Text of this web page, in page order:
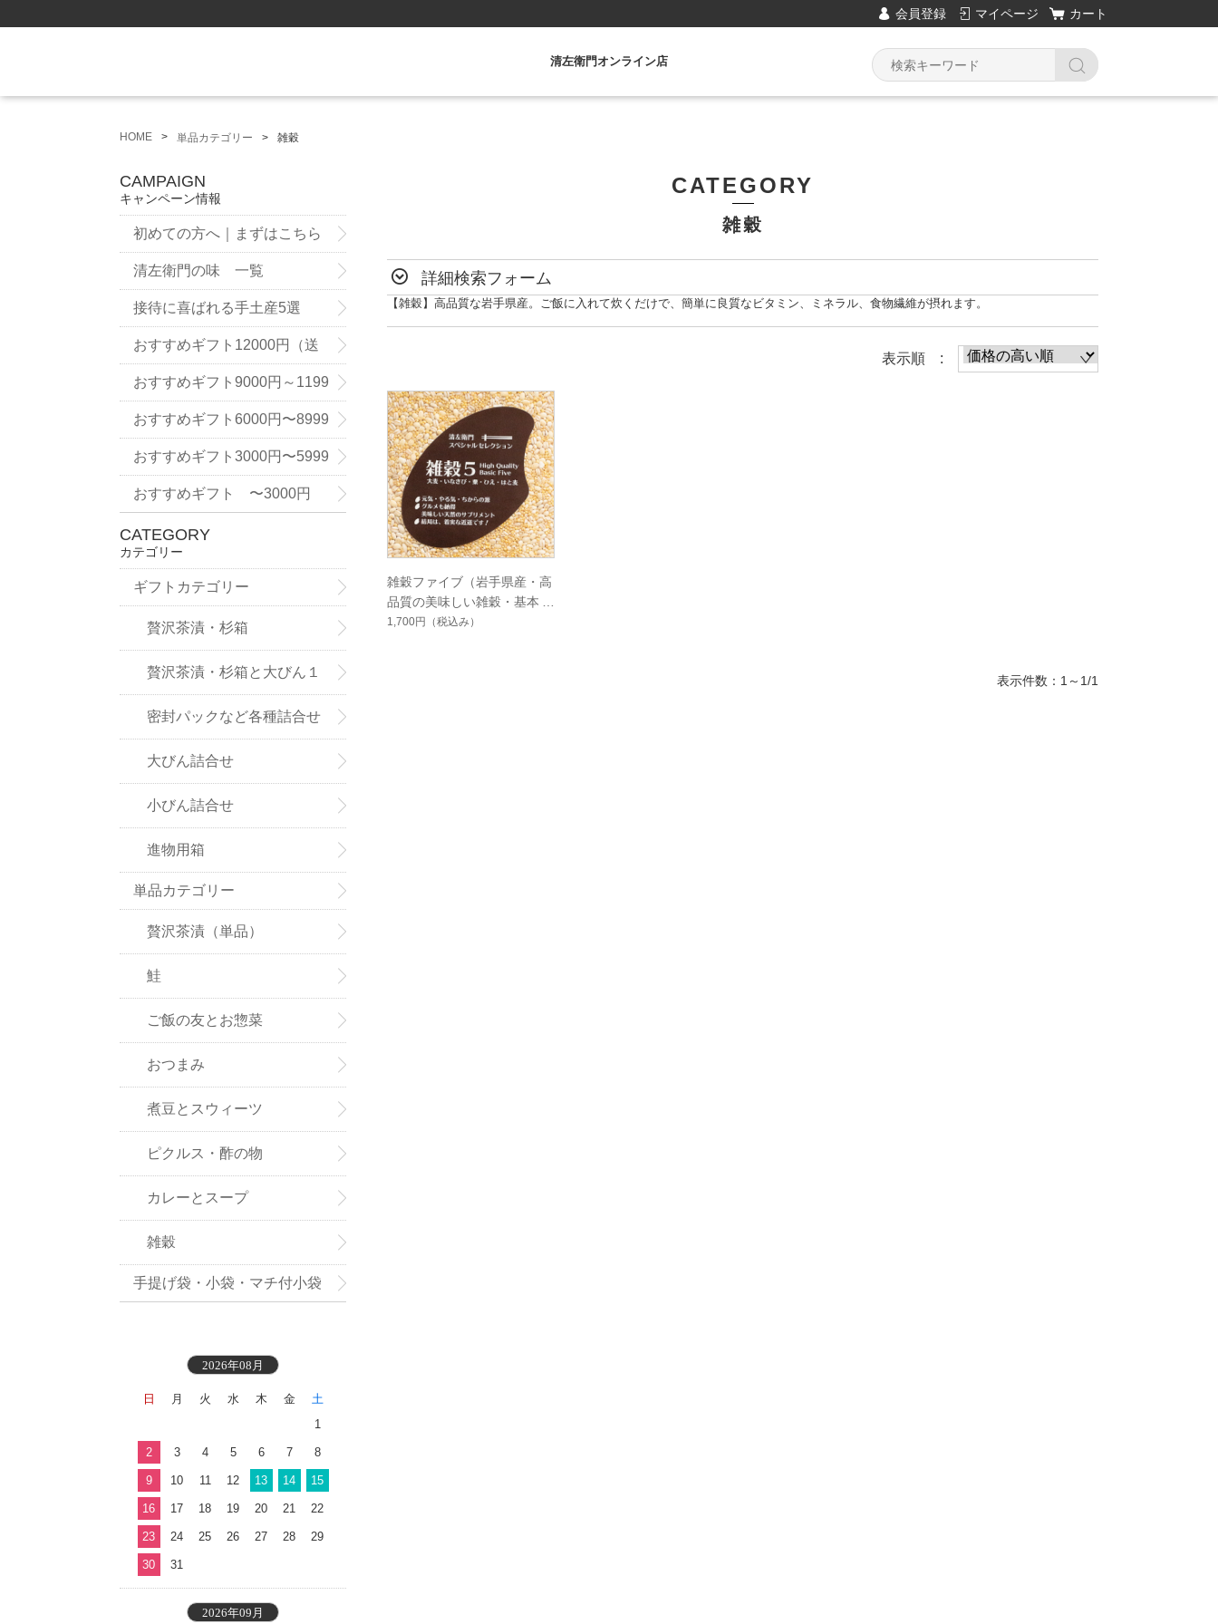
会員登録 マイページ カート
清左衛門オンライン店
HOME 単品カテゴリー 雑穀
CATEGORY
雑穀
詳細検索フォーム
【雑穀】高品質な岩手県産。ご飯に入れて炊くだけで、簡単に良質なビタミン、ミネラル、食物繊維が摂れます。
表示順 :
雑穀ファイブ（岩手県産・高
品質の美味しい雑穀・基本の
五穀）（大麦、いなきび、
1,700円 （税込み）
表示件数：1～1/1
CAMPAIGN
キャンペーン情報
初めての方へ｜まずはこちら
清左衛門の味 一覧
接待に喜ばれる手土産5選
おすすめギフト12000円（送
料無料）～
おすすめギフト9000円～1199
9円
おすすめギフト6000円〜8999
円
おすすめギフト3000円〜5999
円
おすすめギフト 〜3000円
CATEGORY
カテゴリー
ギフトカテゴリー
贅沢茶漬・杉箱
贅沢茶漬・杉箱と大びん１
本詰合せ
密封パックなど各種詰合せ
大びん詰合せ
小びん詰合せ
進物用箱
単品カテゴリー
贅沢茶漬（単品）
鮭
ご飯の友とお惣菜
おつまみ
煮豆とスウィーツ
ピクルス・酢の物
カレーとスープ
雑穀
手提げ袋・小袋・マチ付小袋
2026年08月
日 月 火 水 木 金
土
1
2 3 4 5 6 7 8
9 10 11 12 13 14 15
16 17 18 19 20 21 22
23 24 25 26 27 28 29
30 31
2026年09月